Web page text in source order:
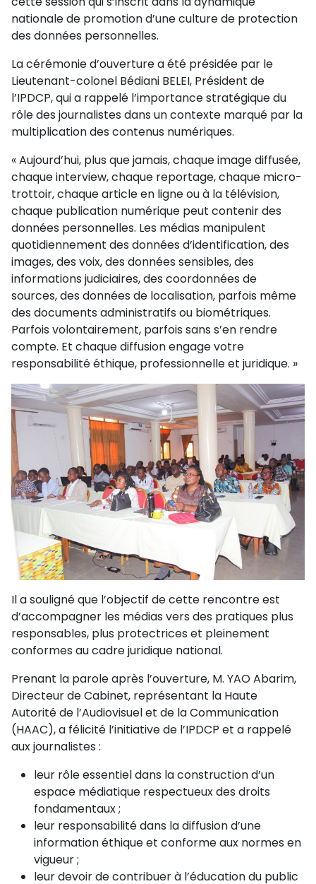
nationale de promotion d’une culture de protection
des données personnelles.
La cérémonie d’ouverture a été présidée par le
Lieutenant-colonel Bédiani BELEI, Président de
l’IPDCP, qui a rappelé l’importance stratégique du
rôle des journalistes dans un contexte marqué par la
multiplication des contenus numériques.
« Aujourd’hui, plus que jamais, chaque image diffusée,
chaque interview, chaque reportage, chaque micro-
trottoir, chaque article en ligne ou à la télévision,
chaque publication numérique peut contenir des
données personnelles. Les médias manipulent
quotidiennement des données d’identification, des
images, des voix, des données sensibles, des
informations judiciaires, des coordonnées de
sources, des données de localisation, parfois même
des documents administratifs ou biométriques.
Parfois volontairement, parfois sans s’en rendre
compte. Et chaque diffusion engage votre
responsabilité éthique, professionnelle et juridique. »
Il a souligné que l’objectif de cette rencontre est
d’accompagner les médias vers des pratiques plus
responsables, plus protectrices et pleinement
conformes au cadre juridique national.
Prenant la parole après l’ouverture, M. YAO Abarim,
Directeur de Cabinet, représentant la Haute
Autorité de l’Audiovisuel et de la Communication
(HAAC), a félicité l’initiative de l’IPDCP et a rappelé
aux journalistes :
leur rôle essentiel dans la construction d’un
espace médiatique respectueux des droits
fondamentaux ;
leur responsabilité dans la diffusion d’une
information éthique et conforme aux normes en
vigueur ;
leur devoir de contribuer à l’éducation du public